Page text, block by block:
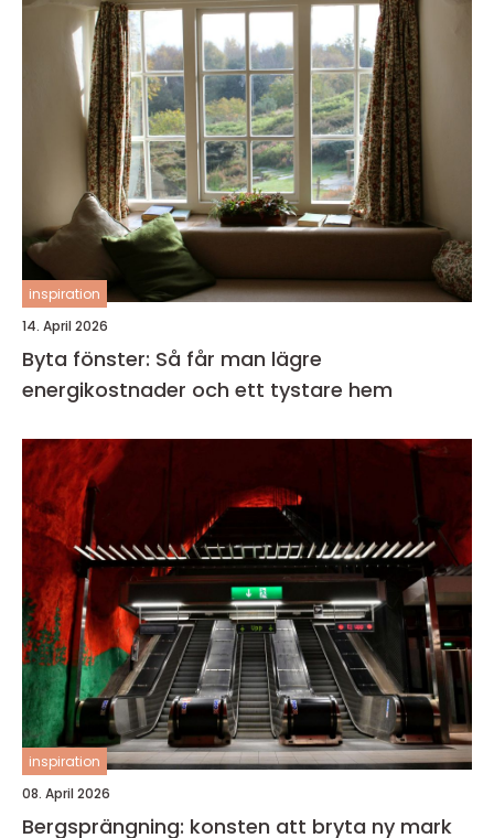
inspiration
14. April 2026
Byta fönster: Så får man lägre
energikostnader och ett tystare hem
inspiration
08. April 2026
Bergsprängning: konsten att bryta ny mark